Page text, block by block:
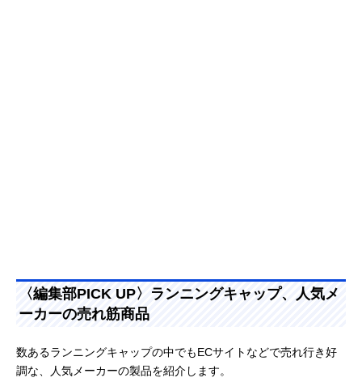
〈編集部PICK UP〉ランニングキャップ、人気メ
ーカーの売れ筋商品
数あるランニングキャップの中でもECサイトなどで売れ行き好
調な、人気メーカーの製品を紹介します。